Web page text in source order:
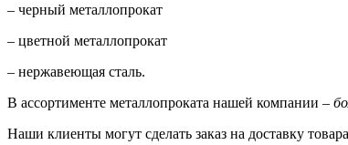
– черный металлопрокат
– цветной металлопрокат
– нержавеющая сталь.
В ассортименте металлопроката нашей компании –
Наши клиенты могут сделать заказ на доставку товара